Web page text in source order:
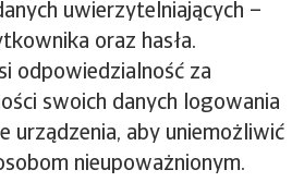
uwierzytelniających –
oraz hasła.
odpowiedzialność za
swoich danych logowania
urządzenia, aby uniemożliwić
nieupoważnionym.